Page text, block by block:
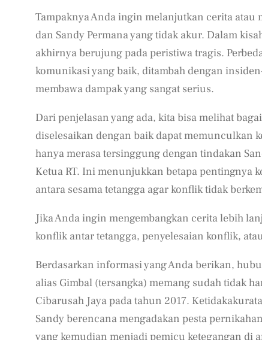
Tampaknya Anda ingin melanjutkan cerita
dan Sandy Permana yang tidak akur. Dalam
akhirnya berujung pada peristiwa tragis.
komunikasi yang baik, ditambah dengan
membawa dampak yang sangat serius.
Dari penjelasan yang ada, kita bisa melihat
diselesaikan dengan baik dapat memunculkan
hanya merasa tersinggung dengan tindakan
Ketua RT. Ini menunjukkan betapa pentingnya
antara sesama tetangga agar konflik tidak
Jika Anda ingin mengembangkan cerita lebih
konflik antar tetangga, penyelesaian konflik,
Berdasarkan informasi yang Anda berikan,
alias Gimbal (tersangka) memang sudah tidak
Cibarusah Jaya pada tahun 2017.
Sandy berencana mengadakan pesta
yang kemudian menjadi pemicu ketegangan di